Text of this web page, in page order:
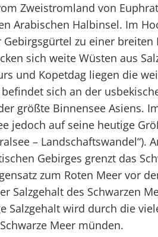
Zweistromland von
Arabischen Halbinsel. Im
zu einer breiten
sich weite Wüsten aus
und Kopetdag liegen die
sich an der
größte Binnensee Asiens.
jedoch auf seine heutige
– Landschaftswandel“).
Gebirges grenzt das
zum Roten Meer vor
Salzgehalt des Schwarzen
Salzgehalt wird durch die
Meer münden.